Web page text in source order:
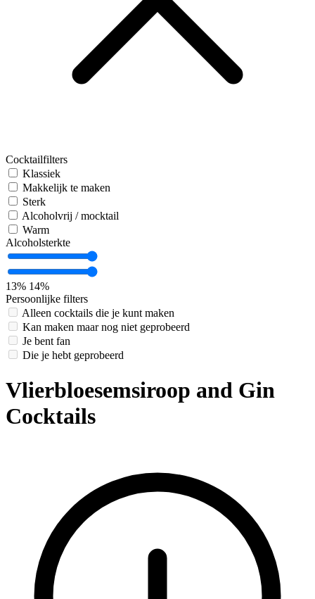
Cocktailfilters
Klassiek
Makkelijk te maken
Sterk
Alcoholvrij / mocktail
Warm
Alcoholsterkte
13% 14%
Persoonlijke filters
Alleen cocktails die je kunt maken
Kan maken maar nog niet geprobeerd
Je bent fan
Die je hebt geprobeerd
Vlierbloesemsiroop and Gin
Cocktails